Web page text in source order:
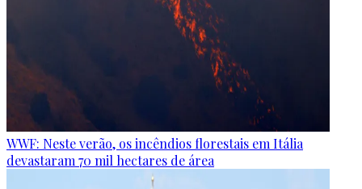
WWF: Neste verão, os incêndios florestais em Itália
devastaram 70 mil hectares de área